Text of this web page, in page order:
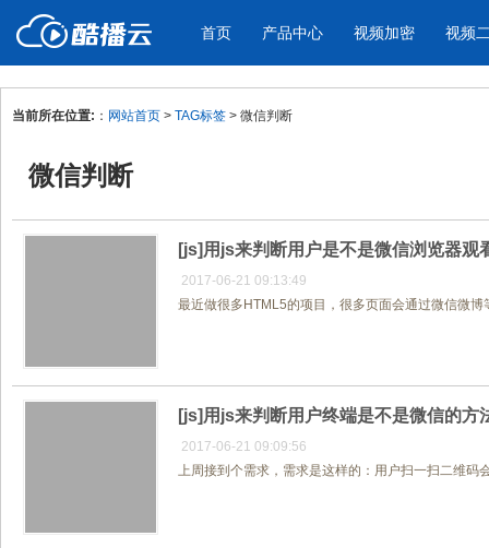
首页 产品中心
产品与新功能
教学课程全终端视频加密
防下载/防盗录/防录屏/防篡改
免费稳定无广
帮助企业视频
视频加密 视频
应用场景
色
内容
当前所在位置: ： 网站首页 > TAG标签 > 微信判断
微信判断
[js]用js来判断用户是不是微信浏览器观
2017-06-21 09:13:49
最近做很多HTML5的项目，很多页面会通过微信微
[js]用js来判断用户终端是不是微信的方
2017-06-21 09:09:56
上周接到个需求，需求是这样的：用户扫一扫二维码